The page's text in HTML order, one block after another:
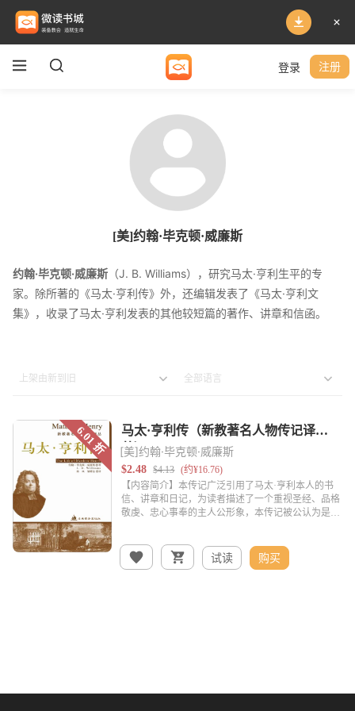
登录 注册
[美]约翰·毕克顿·威廉斯
约翰·毕克顿·威廉斯 （J. B. Williams），研究马太·亨利生平的专
家。除所著的《马太·亨利传》外，还编辑发表了《马太·亨利文
集》，收录了马太·亨利发表的其他较短篇的著作、讲章和信函。
[美]约翰·毕克顿·威廉斯
试读 购买